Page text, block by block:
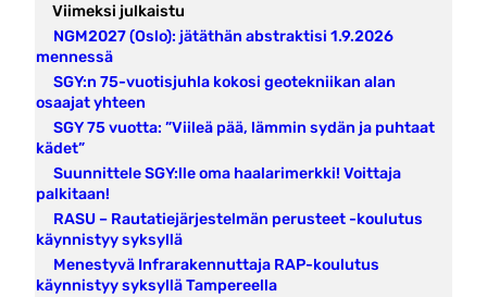
Viimeksi julkaistu
NGM2027 (Oslo): jätäthän abstraktisi 1.9.2026
mennessä
SGY:n 75-vuotisjuhla kokosi geotekniikan alan
osaajat yhteen
SGY 75 vuotta: ”Viileä pää, lämmin sydän ja puhtaat
kädet”
Suunnittele SGY:lle oma haalarimerkki! Voittaja
palkitaan!
RASU – Rautatiejärjestelmän perusteet -koulutus
käynnistyy syksyllä
Menestyvä Infrarakennuttaja RAP-koulutus
käynnistyy syksyllä Tampereella